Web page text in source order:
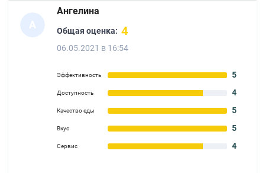
А
Ангелина
Общая оценка: 4
06.05.2021 в 16:54
Эффективность 5
Доступность 4
Качество еды 5
Вкус 5
Сервис 4